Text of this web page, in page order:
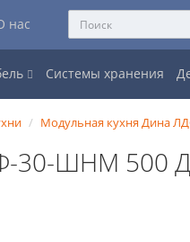
нас
Системы хранения
Модульная кухня Дина
30-ШНМ 500